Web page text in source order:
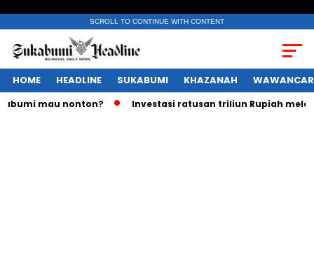
SCROLL TO CONTINUE WITH CONTENT
HOME HEADLINE SUKABUMI KHAZANAH
mau nonton? Investasi ratusan triliun Rupiah melayang,